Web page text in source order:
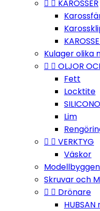
  KAROSSER
Kulager olika
  OLJOR
Fett
Locktite
Lim
  VERKTYG
Väskor
Modellbyggen
Skruvar och
  Drönare